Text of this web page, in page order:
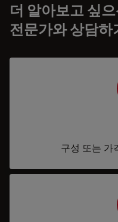
더 알아보고 싶
전문가와 상담하
구성 또는 가